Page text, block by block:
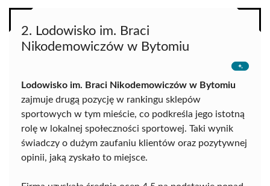
2. Lodowisko im. Braci
Nikodemowiczów w Bytomiu
Lodowisko im. Braci Nikodemowiczów w Bytomiu
zajmuje drugą pozycję w rankingu sklepów
sportowych w tym mieście, co podkreśla jego istotną
rolę w lokalnej społeczności sportowej. Taki wynik
świadczy o dużym zaufaniu klientów oraz pozytywnej
opinii, jaką zyskało to miejsce.